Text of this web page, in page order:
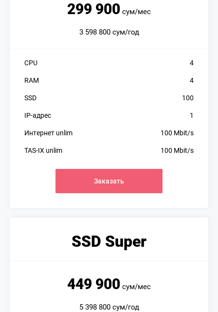
299 900 сум/мес
3 598 800 сум/год
CPU 4
RAM 4
SSD 100
IP-адрес 1
Интернет unlim 100 Mbit/s
TAS-IX unlim 100 Mbit/s
Заказать
SSD Super
449 900 сум/мес
5 398 800 сум/год